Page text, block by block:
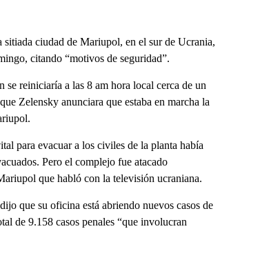
ciudad de Mariupol, en el sur de Ucrania,
citando “motivos de seguridad”.
reiniciaría a las 8 am hora local cerca de un
Zelensky anunciara que estaba en marcha la
para evacuar a los civiles de la planta había
Pero el complejo fue atacado
que habló con la televisión ucraniana.
que su oficina está abriendo nuevos casos de
de 9.158 casos penales “que involucran